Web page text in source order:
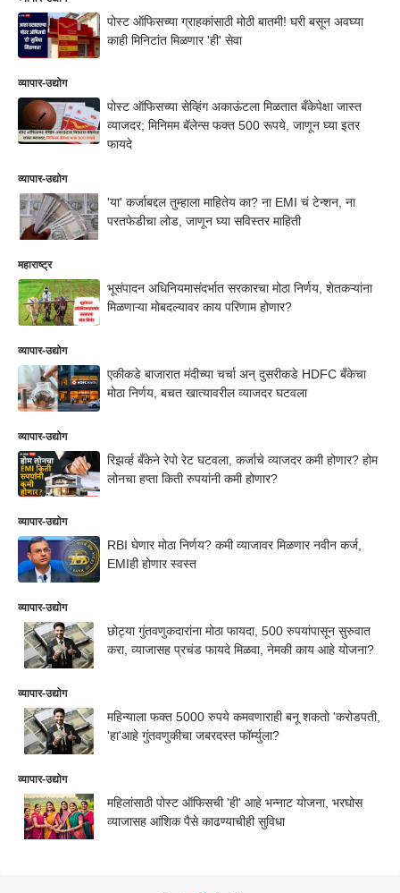
पोस्ट ऑफिसच्या ग्राहकांसाठी मोठी बातमी! घरी बसून अवघ्या
काही मिनिटांत मिळणार 'ही' सेवा
व्यापार-उद्योग
पोस्ट ऑफिसच्या सेव्हिंग अकाऊंटला मिळतात बँकेपेक्षा जास्त
व्याजदर; मिनिमम बॅलेन्स फक्त 500 रूपये, जाणून घ्या इतर
फायदे
व्यापार-उद्योग
'या' कर्जाबद्दल तुम्हाला माहितेय का? ना EMI चं टेन्शन, ना
परतफेडीचा लोड, जाणून घ्या सविस्तर माहिती
महाराष्ट्र
भूसंपादन अधिनियमासंदर्भात सरकारचा मोठा निर्णय, शेतकऱ्यांना
मिळणाऱ्या मोबदल्यावर काय परिणाम होणार?
व्यापार-उद्योग
एकीकडे बाजारात मंदीच्या चर्चा अन् दुसरीकडे HDFC बँकेचा
मोठा निर्णय, बचत खात्यावरील व्याजदर घटवला
व्यापार-उद्योग
रिझर्व्ह बँकेने रेपो रेट घटवला, कर्जाचे व्याजदर कमी होणार? होम
लोनचा हप्ता किती रुपयांनी कमी होणार?
व्यापार-उद्योग
RBI घेणार मोठा निर्णय? कमी व्याजावर मिळणार नवीन कर्ज,
EMIही होणार स्वस्त
व्यापार-उद्योग
छोट्या गुंतवणुकदारांना मोठा फायदा, 500 रुपयांपासून सुरुवात
करा, व्याजासह प्रचंड फायदे मिळवा, नेमकी काय आहे योजना?
व्यापार-उद्योग
महिन्याला फक्त 5000 रुपये कमवणाराही बनू शकतो 'करोडपती,
'हा'आहे गुंतवणुकीचा जबरदस्त फॉर्म्युला?
व्यापार-उद्योग
महिलांसाठी पोस्ट ऑफिसची 'ही' आहे भन्नाट योजना, भरघोस
व्याजासह आंशिक पैसे काढण्याचीही सुविधा